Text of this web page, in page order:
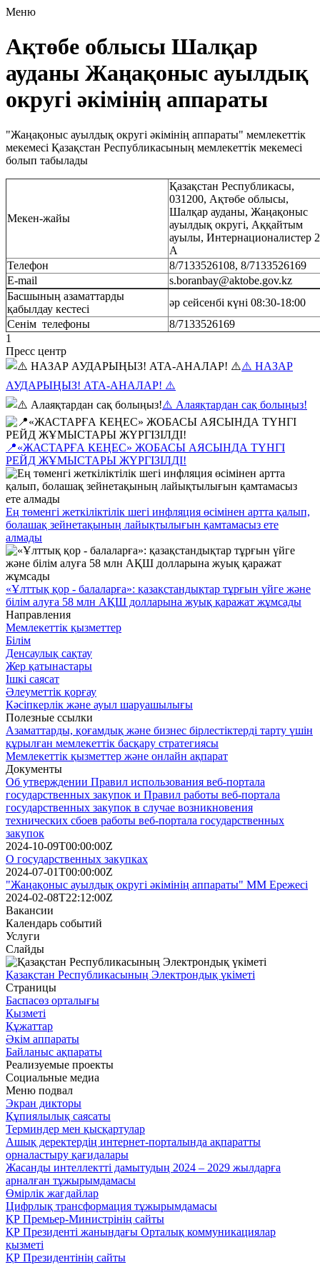
Меню
Ақтөбе облысы Шалқар
ауданы Жаңақоныс ауылдық
округі әкімінің аппараты
"Жаңақоныс ауылдық округі әкімінің аппараты" мемлекеттік
мекемесі Қазақстан Республикасының мемлекеттік мекемесі
болып табылады
Мекен-жайы
Қазақстан Республикасы,
031200, Ақтөбе облысы,
Шалқар ауданы, Жаңақоныс
ауылдық округі, Аққайтым
ауылы, Интернационалистер
А
Телефон
8/7133526108, 8/7133526169
Е-mail
s.boranbay@aktobe.gov.kz
Басшының азаматтарды
қабылдау кестесі
әр сейсенбі күні 08:30-18:00
Сенім телефоны
8/7133526169
1
Пресс центр
⚠️ НАЗАР
АУДАРЫҢЫЗ! АТА-АНАЛАР! ⚠️
⚠️ Алаяқтардан сақ болыңыз!
📍«ЖАСТАРҒА КЕҢЕС» ЖОБАСЫ АЯСЫНДА ТҮНГІ
РЕЙД ЖҰМЫСТАРЫ ЖҮРГІЗІЛДІ!
Ең төменгі жеткіліктілік шегі инфляция өсімінен артта қалып,
болашақ зейнетақының лайықтылығын қамтамасыз ете
алмады
«Ұлттық қор - балаларға»: қазақстандықтар тұрғын үйге және
білім алуға 58 млн АҚШ долларына жуық қаражат жұмсады
Направления
Мемлекеттік қызметтер
Білім
Денсаулық сақтау
Жер қатынастары
Ішкі саясат
Әлеуметтік қорғау
Кәсіпкерлік және ауыл шаруашылығы
Полезные ссылки
Азаматтарды, қоғамдық және бизнес бірлестіктерді тарту үшін
құрылған мемлекеттік басқару стратегиясы
Мемлекеттік қызметтер және онлайн ақпарат
Документы
Об утверждении Правил использования веб-портала
государственных закупок и Правил работы веб-портала
государственных закупок в случае возникновения
технических сбоев работы веб-портала государственных
закупок
2024-10-09T00:00:00Z
О государственных закупках
2024-07-01T00:00:00Z
"Жаңақоныс ауылдық округі әкімінің аппараты" ММ Ережесі
2024-02-08T22:12:00Z
Вакансии
Календарь событий
Услуги
Слайды
Қазақстан Республикасының Электрондық үкіметі
Страницы
Баспасөз орталығы
Қызметі
Құжаттар
Әкім аппараты
Байланыс ақпараты
Реализуемые проекты
Социальные медиа
Меню подвал
Экран дикторы
Құпиялылық саясаты
Терминдер мен қысқартулар
Ашық деректердің интернет-порталында ақпаратты
орналастыру қағидалары
Жасанды интеллектті дамытудың 2024 – 2029 жылдарға
арналған тұжырымдамасы
Өмірлік жағдайлар
Цифрлық трансформация тұжырымдамасы
ҚР Премьер-Министрінің сайты
ҚР Президенті жанындағы Орталық коммуникациялар
қызметі
ҚР Президентінің сайты